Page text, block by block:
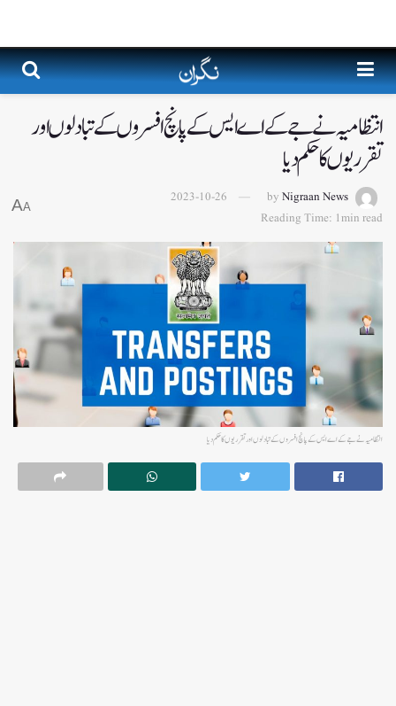
انتظامیہ نے جے کے اے ایس کے پانچ افسروں کے تبادلوں اور
تقرریوں کا حکم دیا
by Nigraan News
2023-10-26
Reading Time: 1min read
A
A
انتظامیہ نے جے کے اے ایس کے پانچ افسروں کے تبادلوں اور تقرریوں کا حکم دیا